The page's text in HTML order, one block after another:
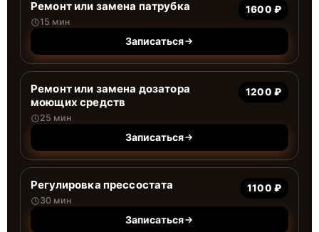
Ремонт или замена патрубка
15 мин
1600 ₽
Записаться
Ремонт или замена дозатора
моющих средств
25 мин
1200 ₽
Записаться
Регулировка прессостата
30 мин
1100 ₽
Записаться